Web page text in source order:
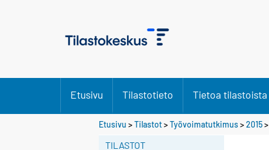
Etusivu Tilastotieto Tietoa tilastoista
Etusivu >Tilastot>Työvoimatutkimus>2015>
TILASTOT